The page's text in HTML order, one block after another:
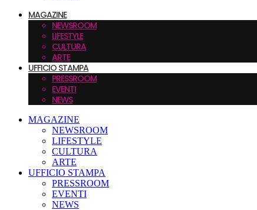
MAGAZINE
NEWSROOM
LIFESTYLE
CULTURA
ARTE
UFFICIO STAMPA
PRESSROOM
EVENTI
NEWS
MAGAZINE
NEWSROOM
LIFESTYLE
CULTURA
ARTE
UFFICIO STAMPA
PRESSROOM
EVENTI
NEWS